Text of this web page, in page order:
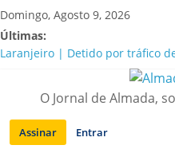
Saltar
para
conteúdo
Domingo, Agosto 9, 2026
Últimas:
Laranjeiro | Detido por tráfico
A “crise” da água em Almada:
Costa da Caparica | Polícia
irregularidades em habitações
APA diz que falta de água em
O Jornal de Almada,
Assinar Entrar